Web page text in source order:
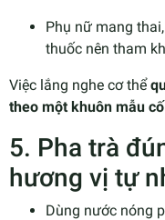
Phụ nữ mang
thuốc nên tham
Việc lắng nghe cơ thể
theo một khuôn mẫu
5. Pha trà
hương vị tự
Dùng nước nóng